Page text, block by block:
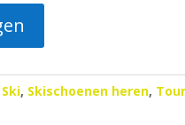
Ski, Skischoenen heren,